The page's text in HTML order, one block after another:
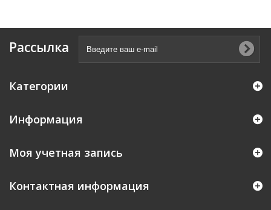
Рассылка
Категории
Информация
Моя учетная запись
Контактная информация